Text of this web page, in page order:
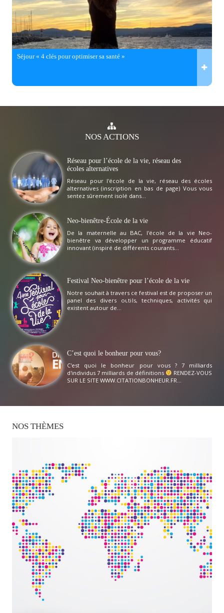
Séjour « 4 clés pour optimiser sa santé »
NOSACTIONS
Réseau pour l’école de la vie, réseau des
écoles alternatives
Réseau pour l'école de la vie, réseau des écoles
alternatives (inscription en bas de page) Vous vous
sentez sûrement isolé dans...
Neo-bienêtre-École de la vie
De la maternelle au BAC, l'école de la vie Neo-
bienêtre va développer un programme éducatif
innovant (inspiré de différents courants...
Festival Neo-bienêtre pour l’école de la vie
Notre souhait à travers ce festival est de proposer un
panel des divers outils, techniques, activités qui
existent autour de...
C’est quoi le bonheur pour vous?
C'est quoi le bonheur pour vous ? 7 milliards
d'individus 7 milliards de définitions
RENDEZ-VOUS
SUR LE SITE WWW.CITATIONBONHEUR.FR...
NOS THÈMES